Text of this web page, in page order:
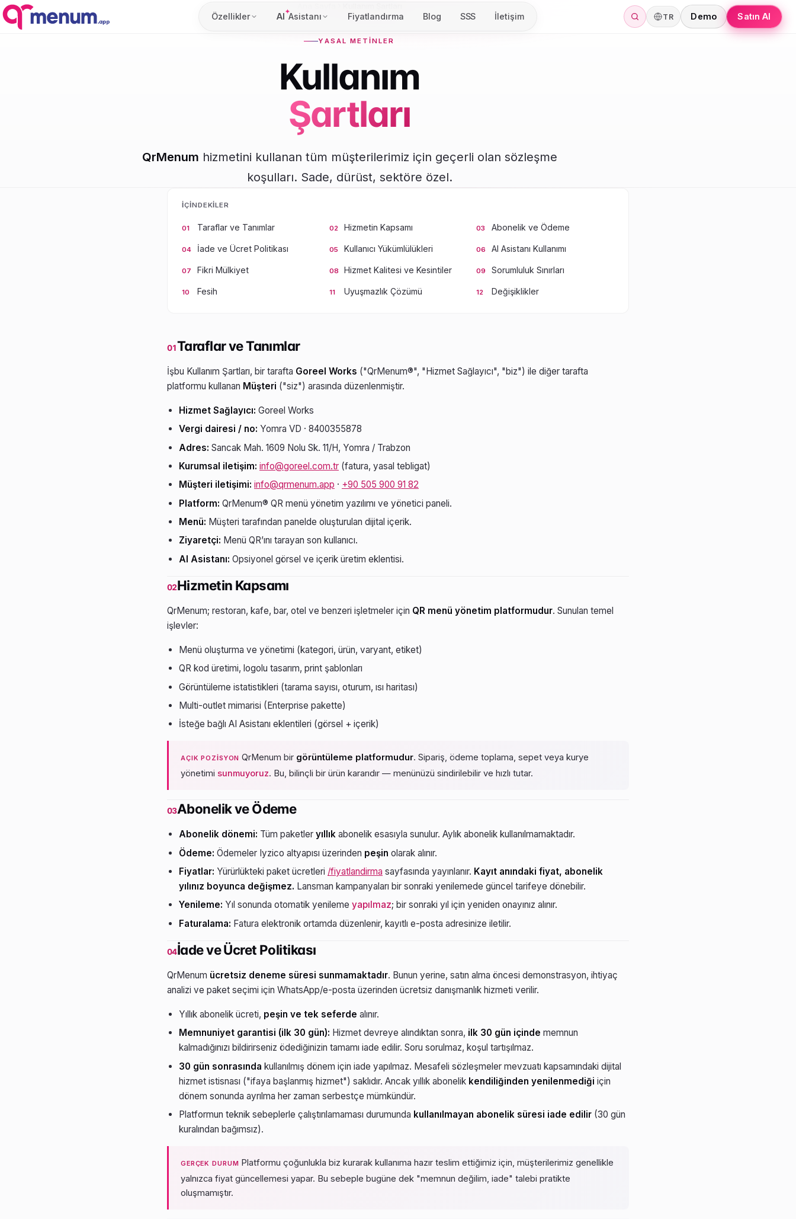
Özellikler AI Asistanı Fiyatlandırma Blog SSS İletişim TR Demo Satın Al
YASAL METINLER
Kullanım
Şartları
QrMenum hizmetini kullanan tüm müşterilerimiz için geçerli olan sözleşme
koşulları. Sade, dürüst, sektöre özel.
İÇINDEKILER
Taraflar ve Tanımlar Hizmetin Kapsamı Abonelik ve Ödeme
İade ve Ücret Politikası Kullanıcı Yükümlülükleri AI Asistanı Kullanımı
Fikri Mülkiyet Hizmet Kalitesi ve Kesintiler Sorumluluk Sınırları
Fesih Uyuşmazlık Çözümü Değişiklikler
01Taraflar ve Tanımlar
İşbu Kullanım Şartları, bir tarafta Goreel Works ("QrMenum®", "Hizmet Sağlayıcı", "biz") ile diğer tarafta
platformu kullanan Müşteri ("siz") arasında düzenlenmiştir.
Hizmet Sağlayıcı: Goreel Works
Vergi dairesi / no: Yomra VD · 8400355878
Adres: Sancak Mah. 1609 Nolu Sk. 11/H, Yomra / Trabzon
Kurumsal iletişim: info@goreel.com.tr (fatura, yasal tebligat)
Müşteri iletişimi: info@qrmenum.app · +90 505 900 91 82
Platform: QrMenum® QR menü yönetim yazılımı ve yönetici paneli.
Menü: Müşteri tarafından panelde oluşturulan dijital içerik.
Ziyaretçi: Menü QR’ını tarayan son kullanıcı.
AI Asistanı: Opsiyonel görsel ve içerik üretim eklentisi.
02Hizmetin Kapsamı
QrMenum; restoran, kafe, bar, otel ve benzeri işletmeler için QR menü yönetim platformudur. Sunulan temel
işlevler:
Menü oluşturma ve yönetimi (kategori, ürün, varyant, etiket)
QR kod üretimi, logolu tasarım, print şablonları
Görüntüleme istatistikleri (tarama sayısı, oturum, ısı haritası)
Multi-outlet mimarisi (Enterprise pakette)
İsteğe bağlı AI Asistanı eklentileri (görsel + içerik)
AÇIK POZISYON QrMenum bir görüntüleme platformudur. Sipariş, ödeme toplama, sepet veya kurye
yönetimi sunmuyoruz. Bu, bilinçli bir ürün kararıdır — menünüzü sindirilebilir ve hızlı tutar.
03Abonelik ve Ödeme
Abonelik dönemi: Tüm paketler yıllık abonelik esasıyla sunulur. Aylık abonelik kullanılmamaktadır.
Ödeme: Ödemeler Iyzico altyapısı üzerinden peşin olarak alınır.
Fiyatlar: Yürürlükteki paket ücretleri /fiyatlandirma sayfasında yayınlanır. Kayıt anındaki fiyat, abonelik
yılınız boyunca değişmez. Lansman kampanyaları bir sonraki yenilemede güncel tarifeye dönebilir.
Yenileme: Yıl sonunda otomatik yenileme yapılmaz; bir sonraki yıl için yeniden onayınız alınır.
Faturalama: Fatura elektronik ortamda düzenlenir, kayıtlı e-posta adresinize iletilir.
04İade ve Ücret Politikası
QrMenum ücretsiz deneme süresi sunmamaktadır. Bunun yerine, satın alma öncesi demonstrasyon, ihtiyaç
analizi ve paket seçimi için WhatsApp/e-posta üzerinden ücretsiz danışmanlık hizmeti verilir.
Yıllık abonelik ücreti, peşin ve tek seferde alınır.
Memnuniyet garantisi (ilk 30 gün): Hizmet devreye alındıktan sonra, ilk 30 gün içinde memnun
kalmadığınızı bildirirseniz ödediğinizin tamamı iade edilir. Soru sorulmaz, koşul tartışılmaz.
30 gün sonrasında kullanılmış dönem için iade yapılmaz. Mesafeli sözleşmeler mevzuatı kapsamındaki dijital
hizmet istisnası ("ifaya başlanmış hizmet") saklıdır. Ancak yıllık abonelik kendiliğinden yenilenmediği için
dönem sonunda ayrılma her zaman serbestçe mümkündür.
Platformun teknik sebeplerle çalıştırılamaması durumunda kullanılmayan abonelik süresi iade edilir (30 gün
kuralından bağımsız).
GERÇEK DURUM Platformu çoğunlukla biz kurarak kullanıma hazır teslim ettiğimiz için, müşterilerimiz genellikle
yalnızca fiyat güncellemesi yapar. Bu sebeple bugüne dek "memnun değilim, iade" talebi pratikte
oluşmamıştır.